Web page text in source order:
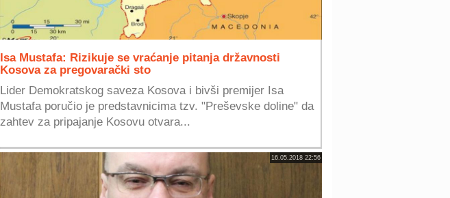
Isa Mustafa: Rizikuje se vraćanje pitanja državnosti
Kosova za pregovarački sto
Lider Demokratskog saveza Kosova i bivši premijer Isa
Mustafa poručio je predstavnicima tzv. "Preševske doline" da
zahtev za pripajanje Kosovu otvara...
16.05.2018 22:56